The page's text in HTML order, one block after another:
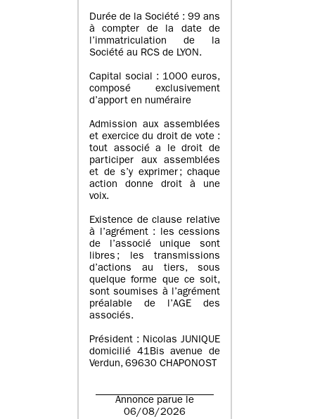
Durée de la Société : 99 ans
à compter de la date de
l’immatriculation de la
Société au RCS de LYON.
Capital social : 1000 euros,
composé exclusivement
d’apport en numéraire
Admission aux assemblées
et exercice du droit de vote :
tout associé a le droit de
participer aux assemblées
et de s’y exprimer ; chaque
action donne droit à une
voix.
Existence de clause relative
à l’agrément : les cessions
de l’associé unique sont
libres ; les transmissions
d’actions au tiers, sous
quelque forme que ce soit,
sont soumises à l’agrément
préalable de l’AGE des
associés.
Président : Nicolas JUNIQUE
domicilié 41Bis avenue de
Verdun, 69630 CHAPONOST
Annonce parue le
06/08/2026